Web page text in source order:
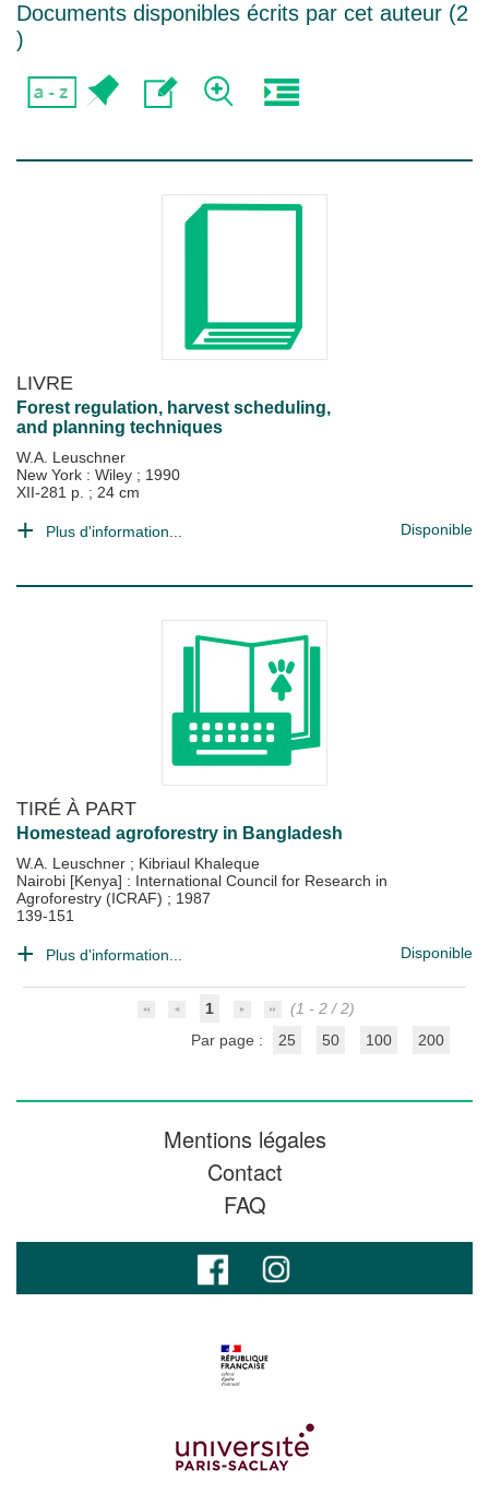
Documents disponibles écrits par cet auteur (2
)
LIVRE
Forest regulation, harvest scheduling,
and planning techniques
W.A. Leuschner
New York : Wiley ; 1990
XII-281 p. ; 24 cm
Plus d'information... Disponible
TIRÉ À PART
Homestead agroforestry in Bangladesh
W.A. Leuschner ; Kibriaul Khaleque
Nairobi [Kenya] : International Council for Research in
Agroforestry (ICRAF) ; 1987
139-151
Plus d'information... Disponible
1
(1 - 2 / 2)
Par page :
25 50 100 200
Mentions légales
Contact
FAQ